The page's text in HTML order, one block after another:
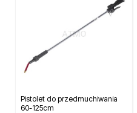
Pistolet do przedmuchiwania
60-125cm